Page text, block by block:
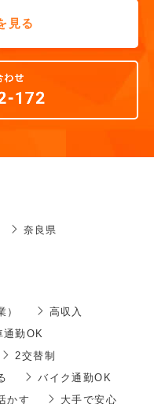
見る
奈良県
）
高収入
通勤OK
2交替制
バイク通勤OK
かす
大手で安心